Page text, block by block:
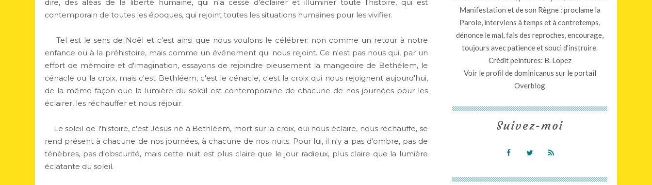
dire, des aléas de la liberté humaine, qui n'a cessé d'éclairer et illuminer toute l'histoire, qui est
contemporain de toutes les époques, qui rejoint toutes les situations humaines pour les vivifier.
Tel est le sens de Noël et c'est ainsi que nous voulons le célébrer: non comme un retour à notre
enfance ou à la préhistoire, mais comme un événement qui nous rejoint. Ce n'est pas nous qui, par un
effort de mémoire et d'imagination, essayons de rejoindre pieusement la mangeoire de Bethélem, le
cénacle ou la croix, mais c'est Bethléem, c'est le cénacle, c'est la croix qui nous rejoignent aujourd'hui,
de la même façon que la lumière du soleil est contemporaine de chacune de nos journées pour les
éclairer, les réchauffer et nous réjouir.
Le soleil de l'histoire, c'est Jésus né à Bethléem, mort sur la croix, qui nous éclaire, nous réchauffe, se
rend présent à chacune de nos journées, à chacune de nos nuits. Pour lui, il n'y a pas d'ombre, pas de
ténèbres, pas d'obscurité, mais cette nuit est plus claire que le jour radieux, plus claire que la lumière
éclatante du soleil.
Manifestation et de son Règne : proclame la
Parole, interviens à temps et à contretemps,
dénonce le mal, fais des reproches, encourage,
toujours avec patience et souci d’instruire.
Crédit peintures: B. Lopez
Voir le profil dedominicanus sur le portail
Overblog
Suivez-moi